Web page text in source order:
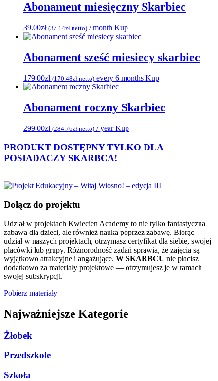
Abonament miesięczny Skarbiec
39.00zł (37.14zł netto) / month Kup
Abonament sześć miesiecy skarbiec
179.00zł (170.48zł netto) every 6 months Kup
Abonament roczny Skarbiec
299.00zł (284.76zł netto) / year Kup
PRODUKT DOSTĘPNY TYLKO DLA
POSIADACZY SKARBCA!
Dołącz do projektu
Udział w projektach Kwiecien Academy to nie tylko fantastyczna
zabawa dla dzieci, ale również nauka poprzez zabawę. Biorąc
udział w naszych projektach, otrzymasz certyfikat dla siebie, swojej
placówki lub grupy. Różnorodność zadań sprawia, że zajęcia są
wyjątkowo atrakcyjne i angażujące. W SKARBCU nie płacisz
dodatkowo za materiały projektowe — otrzymujesz je w ramach
swojej subskrypcji.
Pobierz materiały
Najważniejsze Kategorie
Żłobek
Przedszkole
Szkoła